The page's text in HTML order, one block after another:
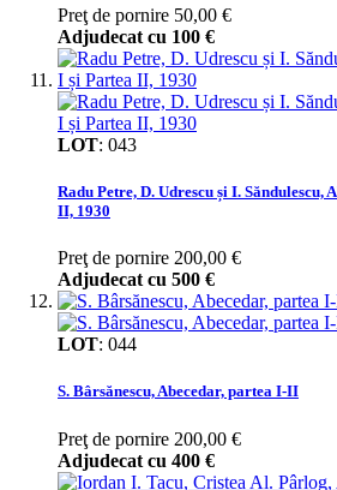
Preţ de pornire 50,00 €
Adjudecat cu 100 €
LOT: 043
Radu Petre, D. Udrescu și I. Săndulescu,
II, 1930
Preţ de pornire 200,00 €
Adjudecat cu 500 €
LOT: 044
S. Bârsănescu, Abecedar, partea I-II
Preţ de pornire 200,00 €
Adjudecat cu 400 €